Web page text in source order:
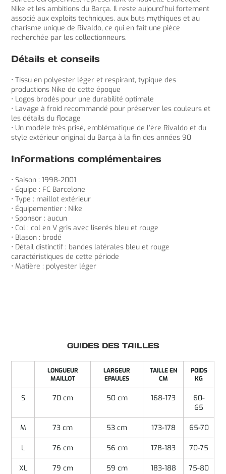
Nike et les ambitions du Barça. Il reste aujourd’hui fortement
associé aux exploits techniques, aux buts mythiques et au
charisme unique de Rivaldo, ce qui en fait une pièce
recherchée par les collectionneurs.
Détails et conseils
• Tissu en polyester léger et respirant, typique des
productions Nike de cette époque
• Logos brodés pour une durabilité optimale
• Lavage à froid recommandé pour préserver les couleurs et
les détails du flocage
• Un modèle très prisé, emblématique de l’ère Rivaldo et du
style extérieur original du Barça à la fin des années 90
Informations complémentaires
• Saison : 1998-2001
• Équipe : FC Barcelone
• Type : maillot extérieur
• Équipementier : Nike
• Sponsor : aucun
• Col : col en V gris avec liserés bleu et rouge
• Blason : brodé
• Détail distinctif : bandes latérales bleu et rouge
caractéristiques de cette période
• Matière : polyester léger
GUIDES DES TAILLES
LONGUEUR
MAILLOT
LARGEUR
EPAULES
TAILLE EN
CM
POIDS
KG
S 70 cm 50 cm 168-173
60-
65
M 73 cm 53 cm 173-178 65-70
L 76 cm 56 cm 178-183 70-75
XL 79 cm 59 cm 183-188 75-80